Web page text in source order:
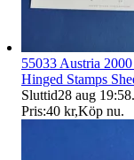
55033 Austria
Hinged Stamps
Sluttid28 aug 19:58.
Pris:40 kr,Köp nu.